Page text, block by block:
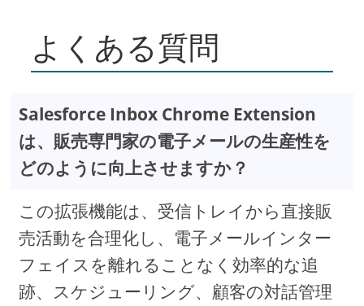
よくある質問
Salesforce Inbox Chrome Extension
は、販売専門家の電子メールの生産性を
どのように向上させますか？
この拡張機能は、受信トレイから直接販
売活動を合理化し、電子メールインター
フェイスを離れることなく効率的な追
跡、スケジューリング、顧客の対話管理